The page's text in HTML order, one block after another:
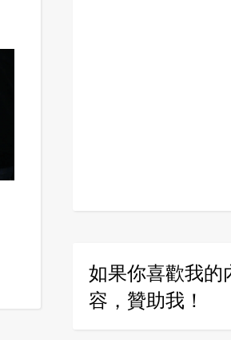
如果你喜歡我的
容，贊助我！